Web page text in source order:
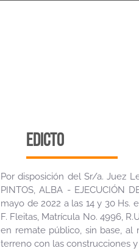
edicto
Por disposición del Sr/a. Juez
PINTOS, ALBA - EJECUCIÓN
mayo de 2022 a las 14 y 30
F. Fleitas, Matrícula No. 4996,
en remate público, sin base, al
terreno con las construcciones